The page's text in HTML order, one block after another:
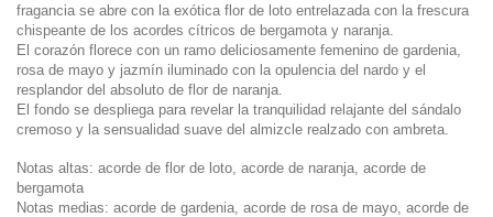
fragancia se abre con la exótica flor de loto entrelazada con la frescura
chispeante de los acordes cítricos de bergamota y naranja.
El corazón florece con un ramo deliciosamente femenino de gardenia,
rosa de mayo y jazmín iluminado con la opulencia del nardo y el
resplandor del absoluto de flor de naranja.
El fondo se despliega para revelar la tranquilidad relajante del sándalo
cremoso y la sensualidad suave del almizcle realzado con ambreta.
Notas altas: acorde de flor de loto, acorde de naranja, acorde de
bergamota
Notas medias: acorde de gardenia, acorde de rosa de mayo, acorde de